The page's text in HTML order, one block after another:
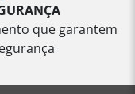
que garantem